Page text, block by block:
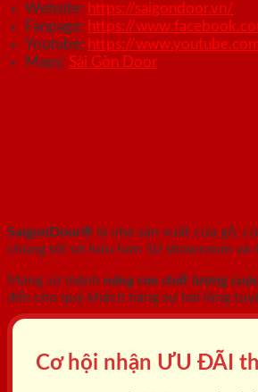
Website: https://saigondoor.vn/
Fanpage: https://
Youtube: https://
Maps: Sài Gòn Door
SaigonDoor® là nhà sản xuất cửa gỗ,
chúng tôi sở hữu hơn 10 showroom và
Mang sứ mệnh nâng cao chất lượng
đến cho quý khách hàng sự hài lòng
Cơ hội nhận ƯU ĐÃI